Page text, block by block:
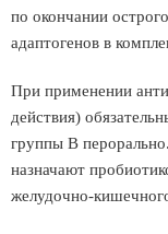
по окончании
адаптогенов в
При применении
действия)
группы В
назначают
желудочно-